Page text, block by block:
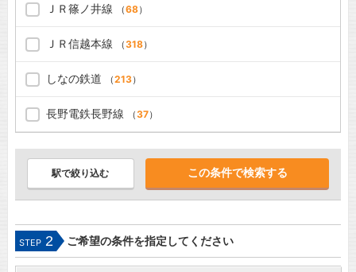
ＪＲ篠ノ井線 （68）
ＪＲ信越本線 （318）
しなの鉄道 （213）
長野電鉄長野線 （37）
駅で絞り込む
STEP 2 ご希望の条件を指定してください